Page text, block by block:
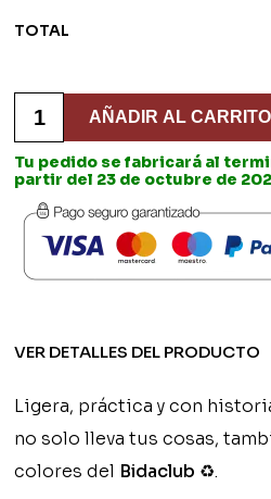
TOTAL
Bolsa
Ecológica
Baloncesto
Personalizada
-
Bidaclub
cantidad
AÑADIR AL CARRITO
Tu pedido se fabricará al
partir del 23 de octubre de
VER DETALLES DEL PRODUCTO
Ligera, práctica y con
no solo lleva tus cosas,
colores del Bidaclub ♻️.